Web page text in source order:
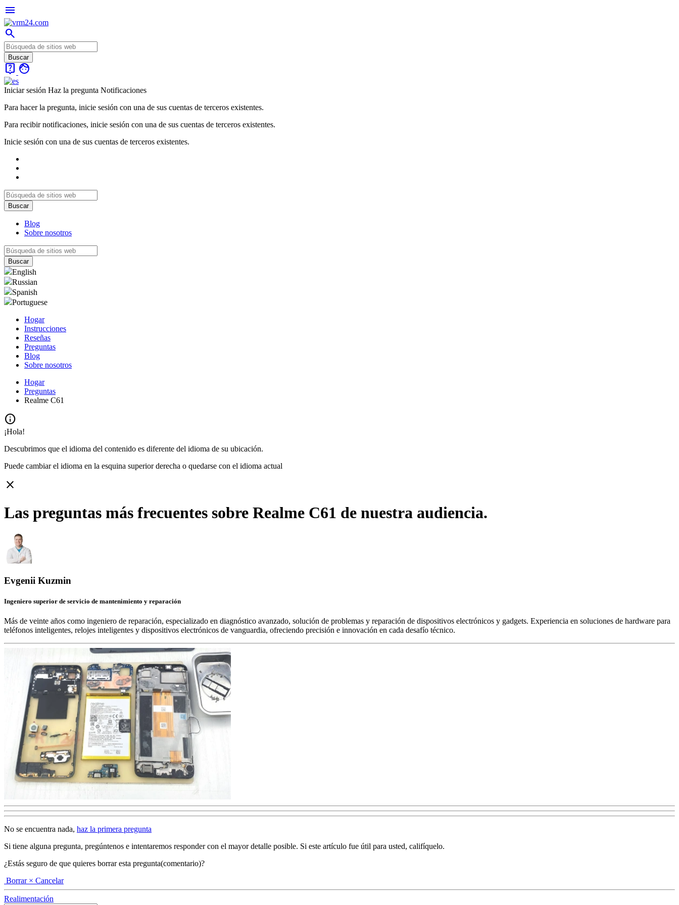
menu
search
live_help face
Iniciar sesión Haz la pregunta Notificaciones
Para hacer la pregunta, inicie sesión con una de sus cuentas de terceros existentes.
Para recibir notificaciones, inicie sesión con una de sus cuentas de terceros existentes.
Inicie sesión con una de sus cuentas de terceros existentes.
Blog
Sobre nosotros
English
Russian
Spanish
Portuguese
Hogar
Instrucciones
Reseñas
Preguntas
Blog
Sobre nosotros
Hogar
Preguntas
Realme C61
info
¡Hola!
Descubrimos que el idioma del contenido es diferente del idioma de su ubicación.
Puede cambiar el idioma en la esquina superior derecha o quedarse con el idioma actual
close
Las preguntas más frecuentes sobre Realme C61 de nuestra audiencia.
Evgenii Kuzmin
Ingeniero superior de servicio de mantenimiento y reparación
Más de veinte años como ingeniero de reparación, especializado en diagnóstico avanzado, solución de problemas y reparación de dispositivos electrónicos y gadgets. Experiencia en soluciones de hardware para
teléfonos inteligentes, relojes inteligentes y dispositivos electrónicos de vanguardia, ofreciendo precisión e innovación en cada desafío técnico.
No se encuentra nada, haz la primera pregunta
Si tiene alguna pregunta, pregúntenos e intentaremos responder con el mayor detalle posible. Si este artículo fue útil para usted, califíquelo.
¿Estás seguro de que quieres borrar esta pregunta(comentario)?
Borrar × Cancelar
Realimentación